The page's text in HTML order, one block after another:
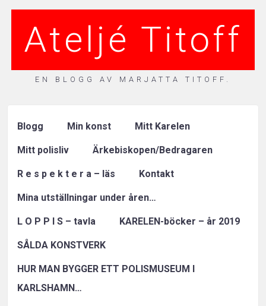
Ateljé Titoff
EN BLOGG AV MARJATTA TITOFF.
Blogg Min konst Mitt Karelen
Mitt polisliv Ärkebiskopen/Bedragaren
R e s p e k t e r a – läs Kontakt
Mina utställningar under åren…
L O P P I S – tavla KARELEN-böcker – år 2019
SÅLDA KONSTVERK
HUR MAN BYGGER ETT POLISMUSEUM I
KARLSHAMN…